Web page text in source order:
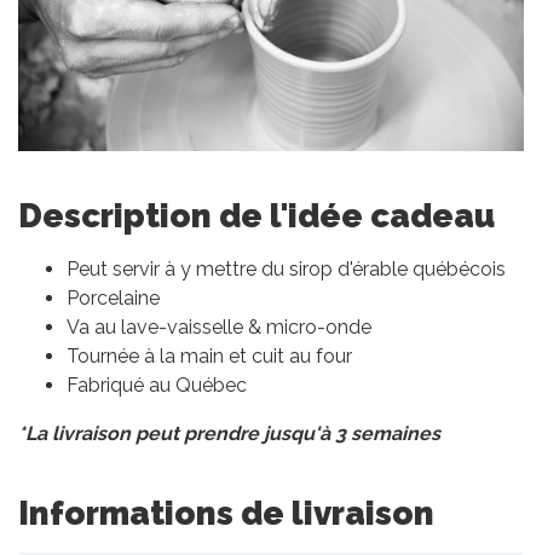
Description de l'idée cadeau
Peut servir à y mettre du sirop d'érable québécois
Porcelaine
Va au lave-vaisselle & micro-onde
Tournée à la main et cuit au four
Fabriqué au Québec
*La livraison peut prendre jusqu'à 3 semaines
Informations de livraison